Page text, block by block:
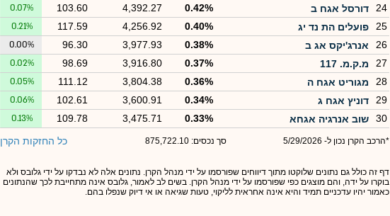
24
דורסל אגח ב 0.42%
4,392.27
103.60
0.07%
25
פועלים הת נד יג 0.40%
4,256.92
117.59
0.21%
26
אנרג'יקס אג ב 0.38%
3,977.93
96.30
0.00%
27
מ.ק.מ. 117 0.37%
3,916.80
98.69
0.02%
28
מגוריט אגח ה 0.36%
3,804.38
111.12
0.05%
29
דוניץ אגח ג 0.34%
3,600.91
102.61
0.06%
30
שוב אנרגיה אגחא 0.33%
3,475.71
109.78
0.13%
*הרכב הקרן נכון ל- 5/29/2026 סך נכסים: 875,722.10 כל החזקות הקרן
דף זה כולל גם נתונים שלוקטו מתוך דיווחים שפורסמו על ידי מנהל הקרן. נתונים אלה לא נבדקו על ידי גלובס ולא
בוקרו על ידה, והם מוצגים כפי שפורסמו על ידי מנהל הקרן. בשים לב לאמור, גלובס אינה מתחייבת לכך שהנתונים
כאמור יהיו עדכניים תמיד והיא אינה אחראית לליקוי, טעות שגיאה או אי דיוק שנפלו בהם.